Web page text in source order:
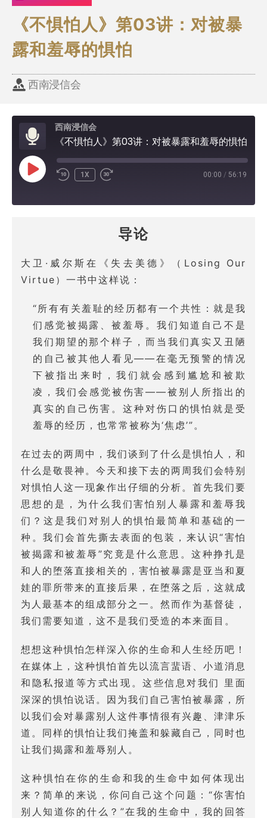
《不惧怕人》第03讲：对被暴
露和羞辱的惧怕
西南浸信会
西南浸信会
《不惧怕人》第03讲：对被暴露和羞辱的惧怕
1X 00:00 / 56:19
导论
大卫·威尔斯在《失去美德》（Losing Our
Virtue）一书中这样说：
“所有有关羞耻的经历都有一个共性：就是我
们感觉被揭露、被羞辱。我们知道自己不是
我们期望的那个样子，而当我们真实又丑陋
的自己被其他人看见——在毫无预警的情况
下被指出来时，我们就会感到尴尬和被欺
凌，我们会感觉被伤害——被别人所指出的
真实的自己伤害。这种对伤口的惧怕就是受
羞辱的经历，也常常被称为‘焦虑’”。
在过去的两周中，我们谈到了什么是惧怕人，和
什么是敬畏神。今天和接下去的两周我们会特别
对惧怕人这一现象作出仔细的分析。首先我们要
思想的是，为什么我们害怕别人暴露和羞辱我
们？这是我们对别人的惧怕最简单和基础的一
种。我们会首先撕去表面的包装，来认识“害怕
被揭露和被羞辱”究竟是什么意思。这种挣扎是
和人的堕落直接相关的，害怕被暴露是亚当和夏
娃的罪所带来的直接后果，在堕落之后，这就成
为人最基本的组成部分之一。然而作为基督徒，
我们需要知道，这不是我们受造的本来面目。
想想这种惧怕怎样深入你的生命和人生经历吧！
在媒体上，这种惧怕首先以流言蜚语、小道消息
和隐私报道等方式出现。这些信息对我们 里面
深深的惧怕说话。因为我们自己害怕被暴露，所
以我们会对暴露别人这件事情很有兴趣、津津乐
道。同样的惧怕让我们掩盖和躲藏自己，同时也
让我们揭露和羞辱别人。
这种惧怕在你的生命和我的生命中如何体现出
来？简单的来说，你问自己这个问题：“你害怕
别人知道你的什么？”在我的生命中，我的回答